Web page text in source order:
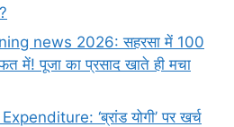
news 2026: सहरसा में 100
में! पूजा का प्रसाद खाते ही मचा
‘ब्रांड योगी’ पर खर्च